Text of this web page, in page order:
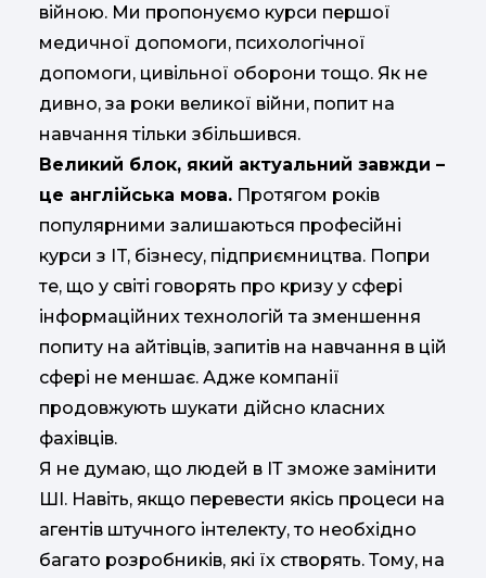
війною. Ми пропонуємо курси першої
медичної допомоги, психологічної
допомоги, цивільної оборони тощо. Як не
дивно, за роки великої війни, попит на
навчання тільки збільшився.
Великий блок, який актуальний завжди –
це англійська мова. Протягом років
популярними залишаються професійні
курси з IT, бізнесу, підприємництва. Попри
те, що у світі говорять про кризу у сфері
інформаційних технологій та зменшення
попиту на айтівців, запитів на навчання в цій
сфері не меншає. Адже компанії
продовжують шукати дійсно класних
фахівців.
Я не думаю, що людей в ІТ зможе замінити
ШІ. Навіть, якщо перевести якісь процеси на
агентів штучного інтелекту, то необхідно
багато розробників, які їх створять. Тому, на